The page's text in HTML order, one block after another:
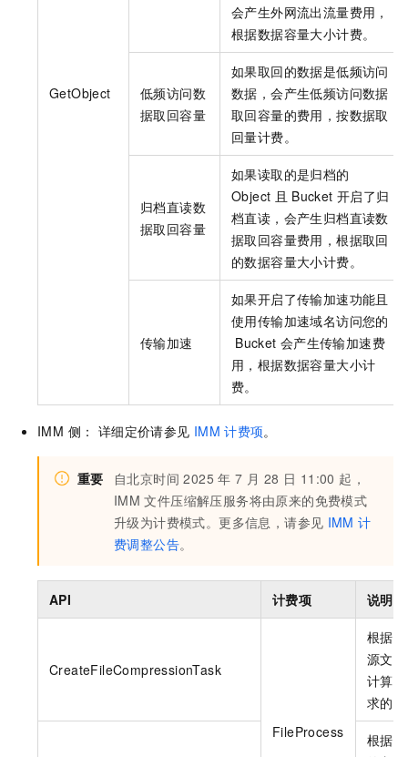
GetObject
会产生外网流出流量费用，
根据数据容量大小计费。
低频访问数
据取回容量
如果取回的数据是低频访问
数据，会产生低频访问数据
取回容量的费用，按数据取
回量计费。
归档直读数
据取回容量
如果读取的是归档的
Object 且 Bucket 开启了归
档直读，会产生归档直读数
据取回容量费用，根据取回
的数据容量大小计费。
传输加速
如果开启了传输加速功能且
使用传输加速域名访问您的
Bucket 会产生传输加速费
用，根据数据容量大小计
费。
IMM 侧： 详细定价请参见 IMM 计费项。
重要
自北京时间 2025 年 7 月 28 日 11:00 起，
IMM 文件压缩解压服务将由原来的免费模式
升级为计费模式。更多信息，请参见 IMM 计
费调整公告。
API 计费项 说明
CreateFileCompressionTask
FileProcess
根据
源文
计算
求的
根据